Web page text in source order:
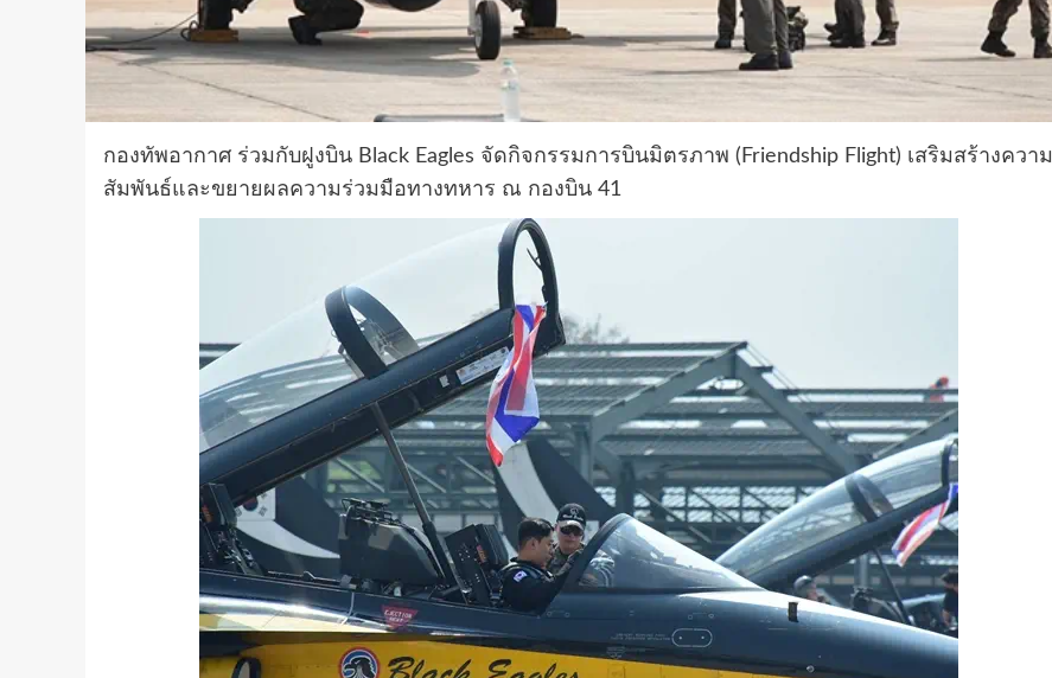
กองทัพอากาศ ร่วมกับฝูงบิน Black Eagles จัดกิจกรรมการบินมิตรภาพ (Friendship Flight) เสริมสร้างความ
สัมพันธ์และขยายผลความร่วมมือทางทหาร ณ กองบิน 41